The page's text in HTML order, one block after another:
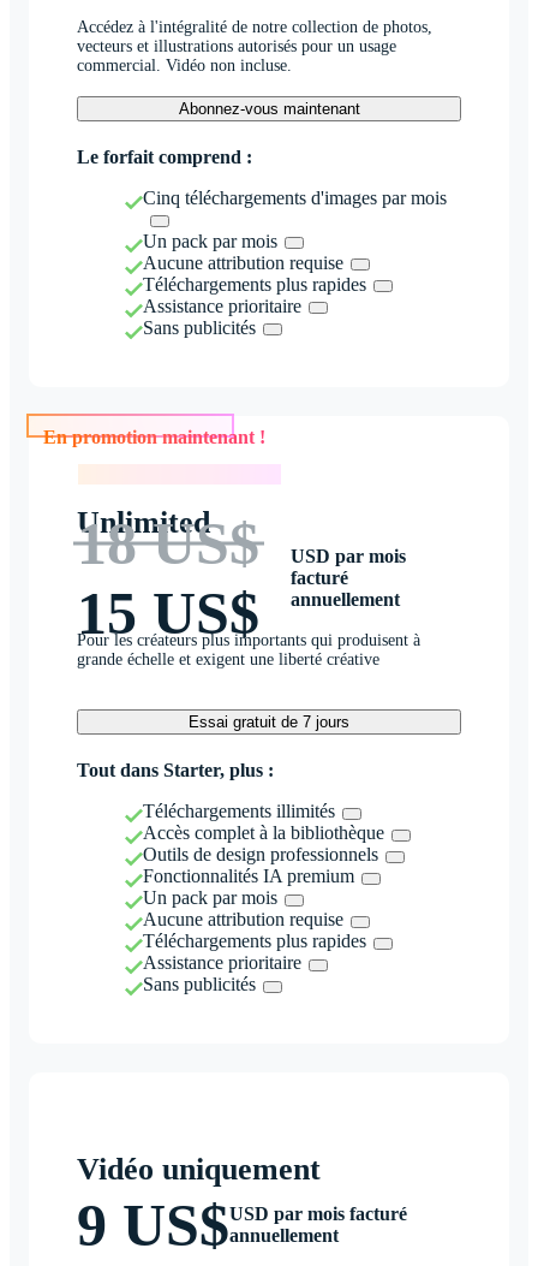
Accédez à l'intégralité de notre collection de photos,
vecteurs et illustrations autorisés pour un usage
commercial. Vidéo non incluse.
Abonnez-vous maintenant
Le forfait comprend :
Cinq téléchargements d'images par mois
Un pack par mois
Aucune attribution requise
Téléchargements plus rapides
Assistance prioritaire
Sans publicités
En promotion maintenant !
Unlimited
18 US$
15 US$
USD par mois
facturé
annuellement
Pour les créateurs plus importants qui produisent à
grande échelle et exigent une liberté créative
Essai gratuit de 7 jours
Tout dans Starter, plus :
Téléchargements illimités
Accès complet à la bibliothèque
Outils de design professionnels
Fonctionnalités IA premium
Un pack par mois
Aucune attribution requise
Téléchargements plus rapides
Assistance prioritaire
Sans publicités
Vidéo uniquement
9 US$USD par mois facturé
annuellement